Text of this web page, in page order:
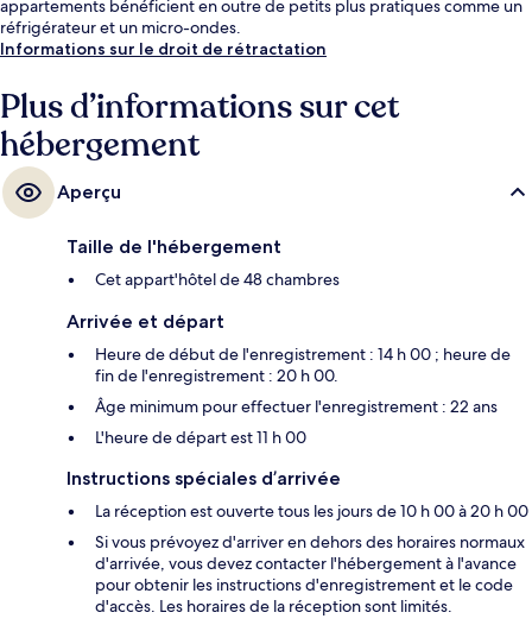
appartements bénéficient en outre de petits plus pratiques comme un
réfrigérateur et un micro-ondes.
Informations sur le droit de rétractation
Plus d’informations sur cet
hébergement
Aperçu
Taille de l'hébergement
Cet appart'hôtel de 48 chambres
Arrivée et départ
Heure de début de l'enregistrement : 14 h 00 ; heure de
fin de l'enregistrement : 20 h 00.
Âge minimum pour effectuer l'enregistrement : 22 ans
L'heure de départ est 11 h 00
Instructions spéciales d’arrivée
La réception est ouverte tous les jours de 10 h 00 à 20 h 00
Si vous prévoyez d'arriver en dehors des horaires normaux
d'arrivée, vous devez contacter l'hébergement à l'avance
pour obtenir les instructions d'enregistrement et le code
d'accès. Les horaires de la réception sont limités.